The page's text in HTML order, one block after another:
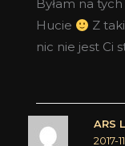
Byłam na
Hucie
Z
nic nie jest Ci
ARS
2017-